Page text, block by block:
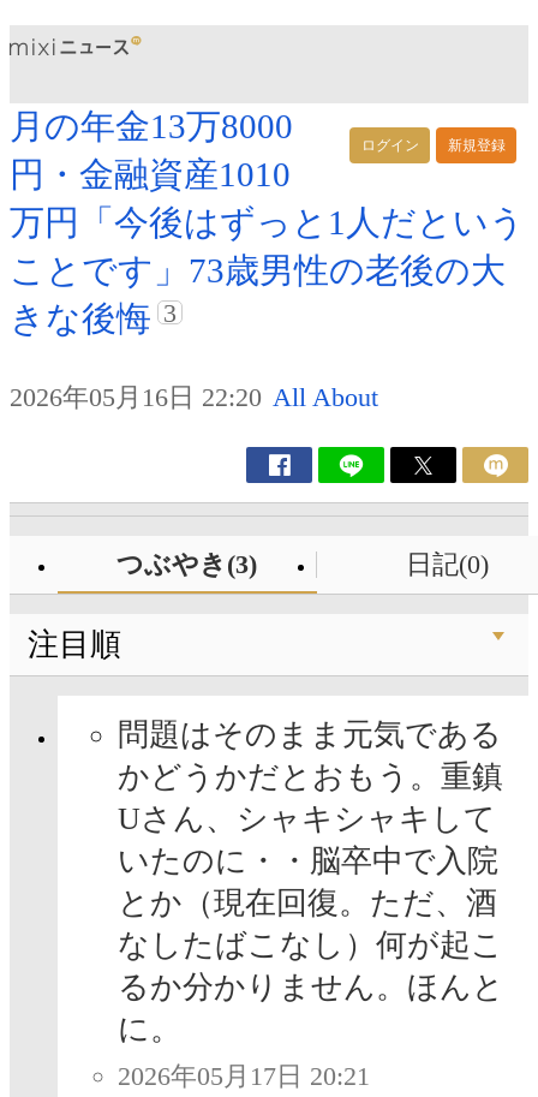
ログイン 新規登録
月の年金13万8000
円・金融資産1010
万円「今後はずっと1人だという
ことです」73歳男性の老後の大
きな後悔 3
2026年05月16日 22:20 All About
つぶやき(3) 日記(0)
注目順
問題はそのまま元気である
かどうかだとおもう。重鎮
Uさん、シャキシャキして
いたのに・・脳卒中で入院
とか（現在回復。ただ、酒
なしたばこなし）何が起こ
るか分かりません。ほんと
に。
2026年05月17日 20:21